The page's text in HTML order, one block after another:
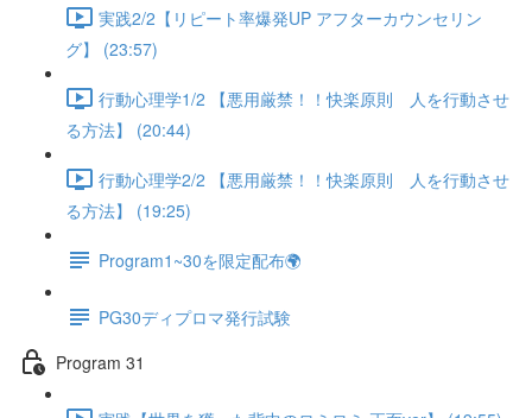
実践2/2【リピート率爆発UP アフターカウンセリン
グ】 (23:57)
行動心理学1/2 【悪用厳禁！！快楽原則 人を行動させ
る方法】 (20:44)
行動心理学2/2 【悪用厳禁！！快楽原則 人を行動させ
る方法】 (19:25)
Program1~30を限定配布🌍
PG30ディプロマ発行試験
Program 31